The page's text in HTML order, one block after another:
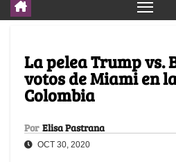
La pelea Trump vs.
votos de Miami en
Colombia
Por Elisa Pastrana
OCT 30, 2020